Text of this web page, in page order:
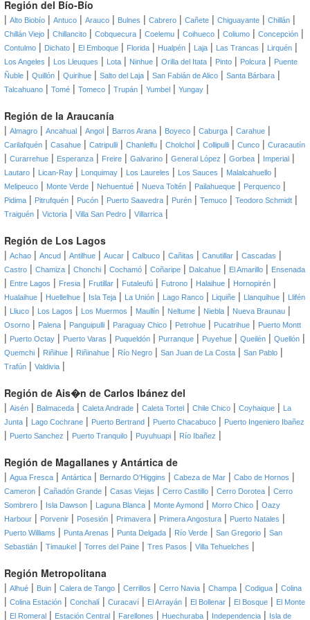
Región del Bío-Bío
| Alto Biobío | Antuco | Arauco | Bulnes | Cabrero | Cañete | Chiguayante | Chillán |
Chillán Viejo | Chillancito | Cobquecura | Coelemu | Coihueco | Coliumo | Concepción |
Contulmo | Dichato | El Emboque | Florida | Hualpén | Laja | Las Trancas | Lirquén |
Los Angeles | Los Lleuques | Lota | Ninhue | Orilla del Itata | Pinto | Polcura | Puente
Ñuble | Quillón | Quirihue | Salto del Laja | San Fabián de Alico | Santa Bárbara |
Talcahuano | Tomé | Tomeco | Trupán | Yumbel | Yungay |
Región de la Araucanía
| Almagro | Ancahual | Angol | Barros Arana | Boyeco | Caburga | Carahue |
Carilafquén | Casahue | Catripulli | Chanlelfu | Cholchol | Collipulli | Cunco | Curacautín
| Curarrehue | Esperanza | Freire | Galvarino | General López | Gorbea | Imperial |
Lautaro | Lican-Ray | Lonquimay | Los Laureles | Los Sauces | Malalcahuello |
Melipeuco | Monte Verde | Nehuentué | Nueva Toltén | Pailahueque | Perquenco |
Pidima | Pitrufquén | Pucón | Puerto Saavedra | Purén | Temuco | Teodoro Schmidt |
Traiguén | Victoria | Villa San Pedro | Villarrica |
Región de Los Lagos
| Achao | Ancud | Antilhue | Aucar | Calbuco | Cañitas | Canutillar | Cascadas |
Castro | Chamiza | Chonchi | Cochamó | Coñaripe | Dalcahue | El Amarillo | Ensenada
| Entre Lagos | Fresia | Frutillar | Futaleufú | Futrono | Halaihue | Hornopirén |
Hualaihue | Huellelhue | Isla Teja | La Unión | Lago Ranco | Liquiñe | Llanquihue | Llifén
| Lliuco | Los Lagos | Los Muermos | Maullín | Neltume | Niebla | Nueva Braunau |
Osorno | Palena | Panguipulli | Paraguay Chico | Petrohue | Pucatrihue | Puerto Montt
| Puerto Octay | Puerto Varas | Puqueldón | Purranque | Puyehue | Queilén | Quellón |
Quemchi | Riñihue | Riñinahue | Río Negro | San Juan de La Costa | San Pablo |
Trafún | Valdivia |
Región de Ais�n de Carlos Ibánez del
| Aisén | Balmaceda | Caleta Andrade | Caleta Tortel | Chile Chico | Coyhaique |
La
Junta | Lago Cochrane | Puerto Bertrand | Puerto Chacabuco | Puerto Ingeniero Ibañez
| Puerto Sanchez | Puerto Tranquilo | Puyuhuapi | Río Ibañez |
Región de Magallanes y Antártica de
| Agua Fresca | Antártica | Bernardo O'Higgins | Cabeza de Mar | Cabo de Hornos |
Cameron | Cañadón Grande | Casas Viejas | Cerro Castillo | Cerro Dorotea | Cerro
Sombrero | Isla Dawson | Laguna Blanca | Monte Aymond | Morro Chico | Oazy
Harbour | Porvenir | Posesión | Primavera | Primera Angostura | Puerto Natales |
Puerto Williams | Punta Arenas | Punta Delgada | Río Verde | San Gregorio | San
Sebastián | Timaukel | Torres del Paine | Tres Pasos | Villa Tehuelches |
Región Metropolitana
| Alhué | Buin | Calera de Tango | Cerrillos | Cerro Navia | Champa | Codigua | Colina
| Colina Estación | Conchalí | Curacaví | El Arrayán | El Bollenar | El Bosque | El Monte
| El Romeral | Estación Central | Farellones | Huechuraba | Independencia | Isla de